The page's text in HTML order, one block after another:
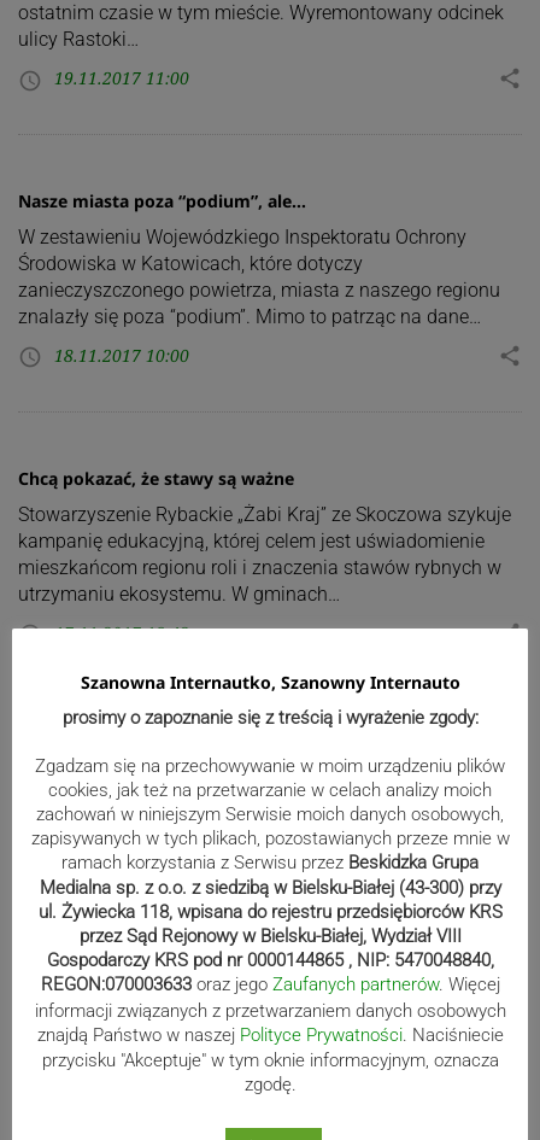
ostatnim czasie w tym mieście. Wyremontowany odcinek
ulicy Rastoki…
access_time 19.11.2017 11:00 share
Nasze miasta poza “podium”, ale…
W zestawieniu Wojewódzkiego Inspektoratu Ochrony
Środowiska w Katowicach, które dotyczy
zanieczyszczonego powietrza, miasta z naszego regionu
znalazły się poza “podium”. Mimo to patrząc na dane…
access_time 18.11.2017 10:00 share
Chcą pokazać, że stawy są ważne
Stowarzyszenie Rybackie „Żabi Kraj” ze Skoczowa szykuje
kampanię edukacyjną, której celem jest uświadomienie
mieszkańcom regionu roli i znaczenia stawów rybnych w
utrzymaniu ekosystemu. W gminach…
access_time 17.11.2017 18:42 share
W Zebrzydowicach konsultują
W gminie Zebrzydowice rozpoczęły się konsultacje
społeczne, dotyczące “Programu Przeciwdziałania
Przemocy w Rodzinie oraz Ochrony Ofiar Przemocy w
Rodzinie w Gminie Zebrzydowice na lata 2018-2025”.…
access_time 16.11.2017 14:30 share
Stronicowanie
wpisów
navigate_beforePoprzednia 1 … 663 664 665
669
Szanowna Internautko, Szanowny Internauto
prosimy o zapoznanie się z treścią i wyrażenie zgody:
Zgadzam się na przechowywanie w moim urządzeniu plików
cookies, jak też na przetwarzanie w celach analizy moich
zachowań w niniejszym Serwisie moich danych osobowych,
zapisywanych w tych plikach, pozostawianych przeze mnie w
ramach korzystania z Serwisu przez Beskidzka Grupa
Medialna sp. z o.o. z siedzibą w Bielsku-Białej (43-300) przy
ul. Żywiecka 118, wpisana do rejestru przedsiębiorców KRS
przez Sąd Rejonowy w Bielsku-Białej, Wydział VIII
Gospodarczy KRS pod nr 0000144865 , NIP: 5470048840,
REGON:070003633 oraz jego Zaufanych partnerów. Więcej
informacji związanych z przetwarzaniem danych osobowych
znajdą Państwo w naszej Polityce Prywatności. Naciśniecie
przycisku "Akceptuje" w tym oknie informacyjnym, oznacza
zgodę.